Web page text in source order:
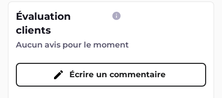
Évaluation
clients
Aucun avis pour le moment
Écrire un commentaire